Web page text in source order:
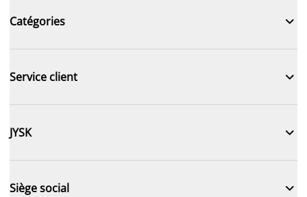
Catégories 
Service client 
JYSK 
Siège social 